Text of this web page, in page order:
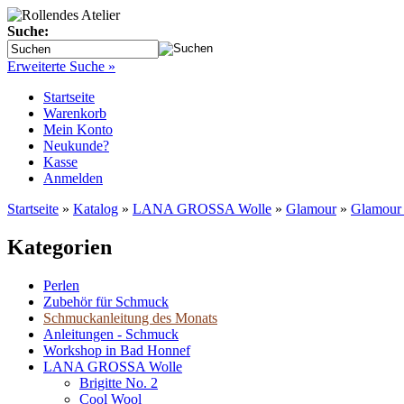
Suche:
Erweiterte Suche »
Startseite
Warenkorb
Mein Konto
Neukunde?
Kasse
Anmelden
Startseite » Katalog » LANA GROSSA Wolle » Glamour»
Kategorien
Perlen
Zubehör für Schmuck
Schmuckanleitung des Monats
Anleitungen - Schmuck
Workshop in Bad Honnef
LANA GROSSA Wolle
Brigitte No. 2
Cool Wool